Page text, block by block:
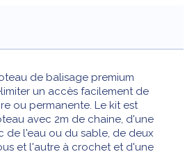
de balisage premium
un accès facilement de
ou permanente. Le kit est
avec 2m de chaine, d'une
de l'eau ou du sable, de deux
et l'autre à crochet et d'une